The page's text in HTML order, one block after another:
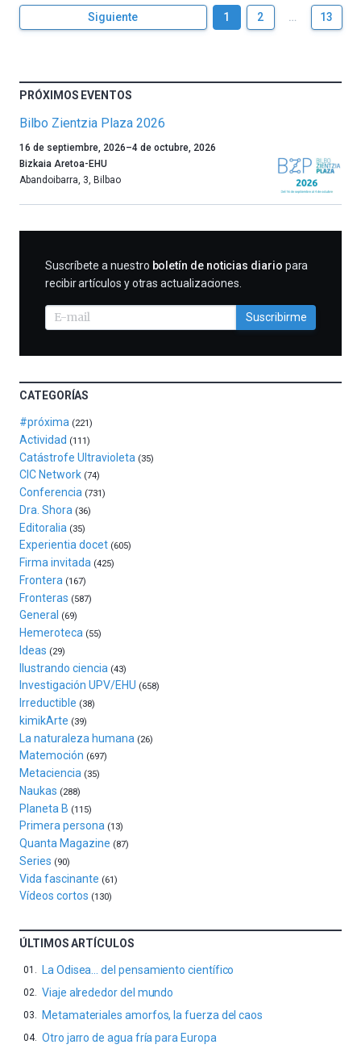
Siguiente 1 2 … 13
PRÓXIMOS EVENTOS
Bilbo Zientzia Plaza 2026
Un
año
más,
celebración
la
edición
Bilbo
Zientzia
Plaza
(BZP),
un
que
llenará
la
ciudad
de
monólogos,
exposiciones,
conferencias,
docufórums
y
espectáculos
del
16
de
septiembre
al
4
de
octubre.
La
iniciativa,
organizada
Cátedra…
16 de septiembre, 2026–4 de octubre, 2026
Bizkaia Aretoa-EHU
Abandoibarra, 3 Bilbao
SUSCRIBIRME
Suscríbete a nuestro boletín de noticias diario para
recibir artículos y otras actualizaciones.
Suscribirme
CATEGORÍAS
#próxima (221)
Actividad (111)
Catástrofe Ultravioleta (35)
CIC Network (74)
Conferencia (731)
Dra. Shora (36)
Editoralia (35)
Experientia docet (605)
Firma invitada (425)
Frontera (167)
Fronteras (587)
General (69)
Hemeroteca (55)
Ideas (29)
Ilustrando ciencia (43)
Investigación UPV/EHU (658)
Irreductible (38)
kimikArte (39)
La naturaleza humana (26)
Matemoción (697)
Metaciencia (35)
Naukas (288)
Planeta B (115)
Primera persona (13)
Quanta Magazine (87)
Series (90)
Vida fascinante (61)
Vídeos cortos (130)
ÚLTIMOS ARTÍCULOS
La Odisea… del pensamiento científico
Viaje alrededor del mundo
Metamateriales amorfos, la fuerza del caos
Otro jarro de agua fría para Europa